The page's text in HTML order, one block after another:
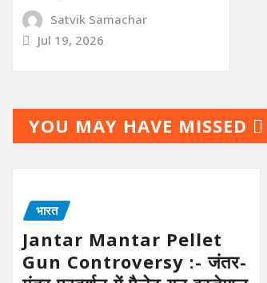
Satvik Samachar
Jul 19, 2026
YOU MAY HAVE MISSED
भारत
Jantar Mantar Pellet
Gun Controversy :- जंतर-